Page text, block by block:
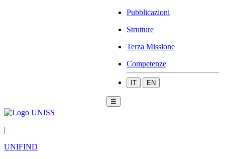
Pubblicazioni
Strutture
Terza Missione
Competenze
IT EN
☰
|
UNIFIND